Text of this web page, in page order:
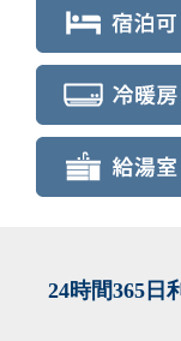
24時間365日